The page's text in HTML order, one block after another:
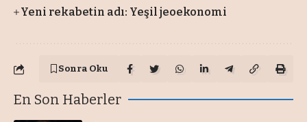
Yeni rekabetin adı: Yeşil jeoekonomi
Sonra Oku
En Son Haberler